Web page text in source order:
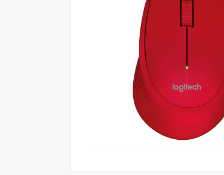
Componentes PC